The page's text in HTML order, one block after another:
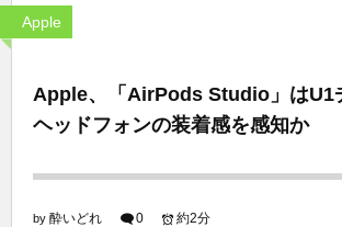
Apple
Apple、「AirPods Studio」はU1
ヘッドフォンの装着感を感知か
by 酔いどれ 0 約2分